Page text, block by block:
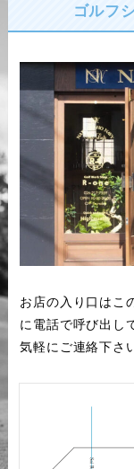
ゴルフ
お店の入り口はこ
に電話で呼び出し
気軽にご連絡下さ